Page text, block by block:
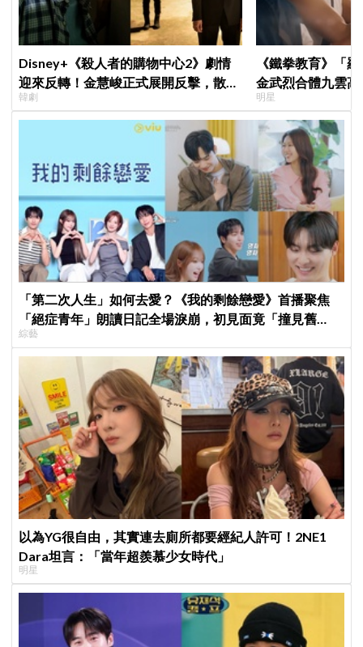
Disney+《殺人者的購物中心2》劇情
迎來反轉！金慧峻正式展開反擊，散發
「叔叔李棟旭」般強大氣場
韓劇
《鐵拳教育》「
金武烈合體九雲
嚇壞反應笑翻劇
明星
「第二次人生」如何去愛？《我的剩餘戀愛》首播聚焦
「絕症青年」朗讀日記全場淚崩，初見面竟「撞見舊
識」！
綜藝
以為YG很自由，其實連去廁所都要經紀人許可！2NE1
Dara坦言：「當年超羨慕少女時代」
明星